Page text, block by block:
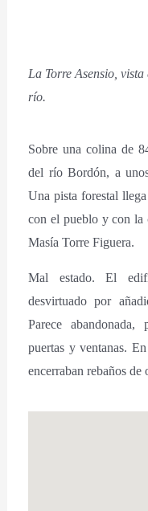
La Torre Asensio,
río.
Sobre una colina de
del río Bordón, a
Una pista forestal
con el pueblo y con la
Masía Torre Figuera.
Mal estado. El
desvirtuado por
Parece abandonada,
puertas y ventanas.
encerraban rebaños de